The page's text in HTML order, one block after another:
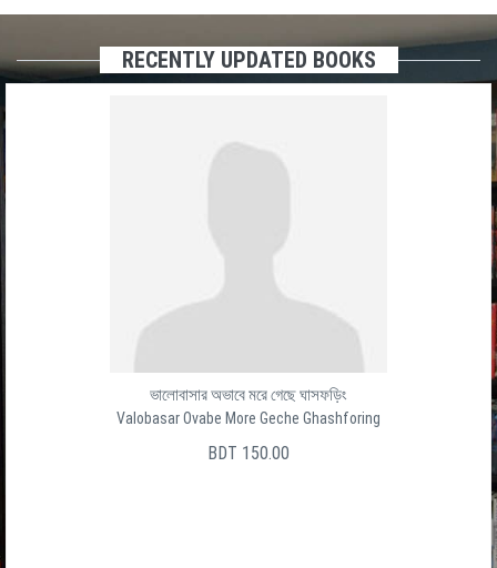
RECENTLY UPDATED BOOKS
ভালোবাসার অভাবে মরে গেছে ঘাসফড়িং
Valobasar Ovabe More Geche Ghashforing
BDT 150.00